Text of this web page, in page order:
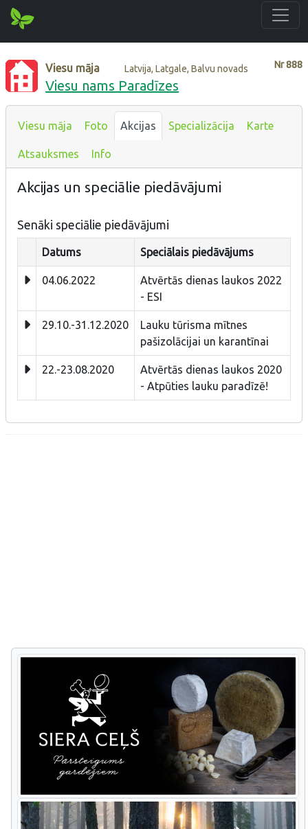
Nr888
Viesu māja Latvija, Latgale, Balvu novads
Viesu nams Paradīzes
Viesu māja Foto Akcijas Specializācija Karte
Atsauksmes Info
Akcijas un speciālie piedāvājumi
Senāki speciālie piedāvājumi
Datums Speciālais piedāvājums
04.06.2022
Atvērtās dienas laukos 2022
- ESI
29.10.-31.12.2020
Lauku tūrisma mītnes
pašizolācijai un karantīnai
22.-23.08.2020
Atvērtās dienas laukos 2020
- Atpūties lauku paradīzē!